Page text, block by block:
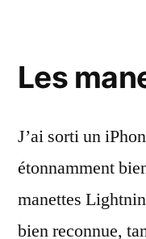
Les
J’ai sorti un
étonnamment
manettes
bien reconnue,